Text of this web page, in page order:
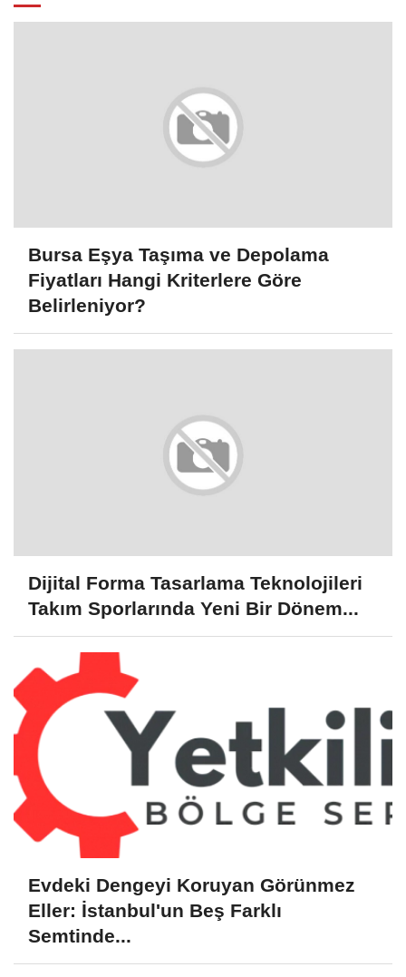
Bursa Eşya Taşıma ve Depolama
Fiyatları Hangi Kriterlere Göre
Belirleniyor?
Dijital Forma Tasarlama Teknolojileri
Takım Sporlarında Yeni Bir Dönem...
Evdeki Dengeyi Koruyan Görünmez
Eller: İstanbul'un Beş Farklı
Semtinde...